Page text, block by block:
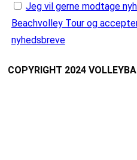
Jeg vil gerne modtage
Beachvolley Tour og
nyhedsbreve
COPYRIGHT 2024